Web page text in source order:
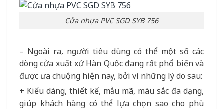
Cửa nhựa PVC SGD SYB 756
– Ngoài ra, người tiêu dùng có thể một số các
dòng cửa xuất xứ Hàn Quốc đang rất phổ biến và
được ưa chuộng hiện nay, bởi vì những lý do sau:
+ Kiểu dáng, thiết kế, mẫu mã, màu sắc đa dạng,
giúp khách hàng có thể lựa chọn sao cho phù